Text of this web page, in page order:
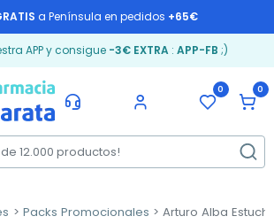
a Península en pedidos +65€
APP y consigue -3€ EXTRA: APP-FB ;)
0 0
Packs Promocionales Arturo Alba